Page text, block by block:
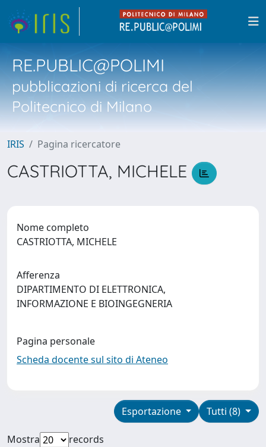
RE.PUBLIC@POLIMI
pubblicazioni di ricerca del
Politecnico di Milano
IRIS Pagina ricercatore
CASTRIOTTA, MICHELE
Nome completo
CASTRIOTTA, MICHELE
Afferenza
DIPARTIMENTO DI ELETTRONICA,
INFORMAZIONE E BIOINGEGNERIA
Pagina personale
Scheda docente sul sito di Ateneo
Tutti (8)
Esportazione
Mostra
records